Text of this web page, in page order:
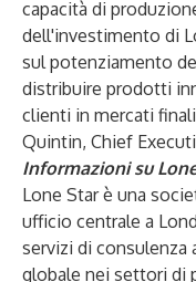
capacità di
dell'investimento di
sul potenziamento
distribuire prodotti
clienti in mercati
Quintin, Chief
Informazioni su
Lone Star è una
ufficio centrale a
servizi di
globale nei settori di